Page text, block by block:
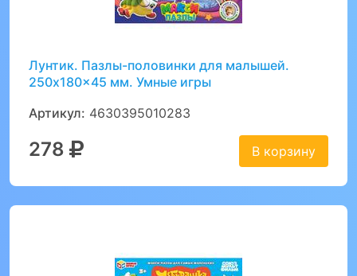
Лунтик. Пазлы-половинки для малышей.
250x180x45 мм. Умные игры
Артикул: 4630395010283
278 В корзину